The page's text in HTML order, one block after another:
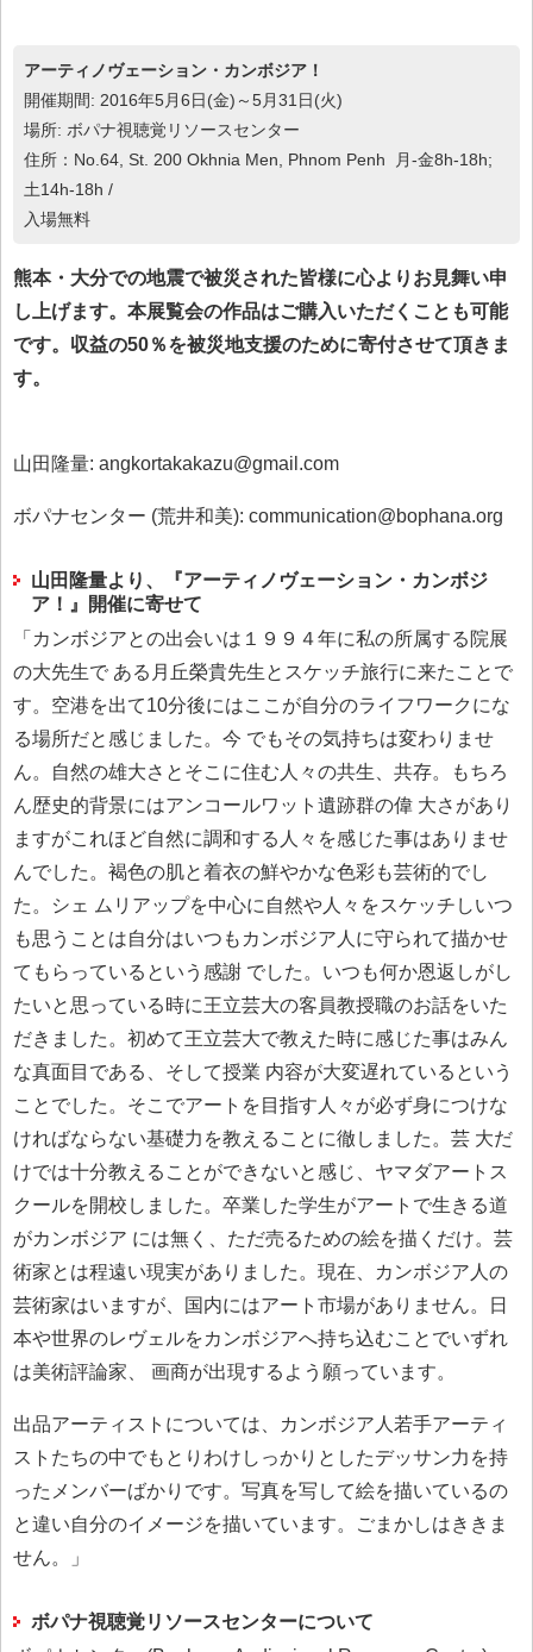
アーティノヴェーション・カンボジア！
開催期間: 2016年5月6日(金)～5月31日(火)
場所: ボパナ視聴覚リソースセンター
住所：No.64, St. 200 Okhnia Men, Phnom Penh 月-金8h-18h;
土14h-18h /
入場無料
熊本・大分での地震で被災された皆様に心よりお見舞い申
し上げます。本展覧会の作品はご購入いただくことも可能
です。収益の50％を被災地支援のために寄付させて頂きま
す。
山田隆量: angkortakakazu@gmail.com
ボパナセンター (荒井和美): communication@bophana.org
山田隆量より、『アーティノヴェーション・カンボジ
ア！』開催に寄せて
「カンボジアとの出会いは１９９４年に私の所属する院展
の大先生で ある月丘榮貴先生とスケッチ旅行に来たことで
す。空港を出て10分後にはここが自分のライフワークにな
る場所だと感じました。今 でもその気持ちは変わりませ
ん。自然の雄大さとそこに住む人々の共生、共存。もちろ
ん歴史的背景にはアンコールワット遺跡群の偉 大さがあり
ますがこれほど自然に調和する人々を感じた事はありませ
んでした。褐色の肌と着衣の鮮やかな色彩も芸術的でし
た。シェ ムリアップを中心に自然や人々をスケッチしいつ
も思うことは自分はいつもカンボジア人に守られて描かせ
てもらっているという感謝 でした。いつも何か恩返しがし
たいと思っている時に王立芸大の客員教授職のお話をいた
だきました。初めて王立芸大で教えた時に感じた事はみん
な真面目である、そして授業 内容が大変遅れているという
ことでした。そこでアートを目指す人々が必ず身につけな
ければならない基礎力を教えることに徹しました。芸 大だ
けでは十分教えることができないと感じ、ヤマダアートス
クールを開校しました。卒業した学生がアートで生きる道
がカンボジア には無く、ただ売るための絵を描くだけ。芸
術家とは程遠い現実がありました。現在、カンボジア人の
芸術家はいますが、国内にはアート市場がありません。日
本や世界のレヴェルをカンボジアへ持ち込むことでいずれ
は美術評論家、 画商が出現するよう願っています。
出品アーティストについては、カンボジア人若手アーティ
ストたちの中でもとりわけしっかりとしたデッサン力を持
ったメンバーばかりです。写真を写して絵を描いているの
と違い自分のイメージを描いています。ごまかしはききま
せん。」
ボパナ視聴覚リソースセンターについて